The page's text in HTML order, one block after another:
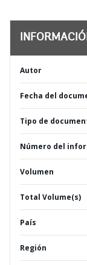
Autor
Fecha del
Tipo de
Número del
Volumen
Total Volume(s)
País
Región